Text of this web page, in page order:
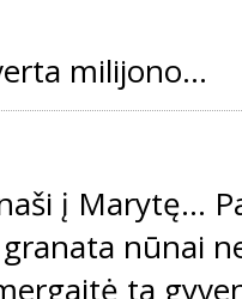
milijono...
į Marytę...
nūnai
ta